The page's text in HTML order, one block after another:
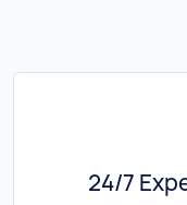
24/7